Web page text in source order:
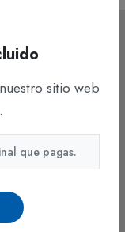
con un grupo
Industrial
sitio web
que pagas.